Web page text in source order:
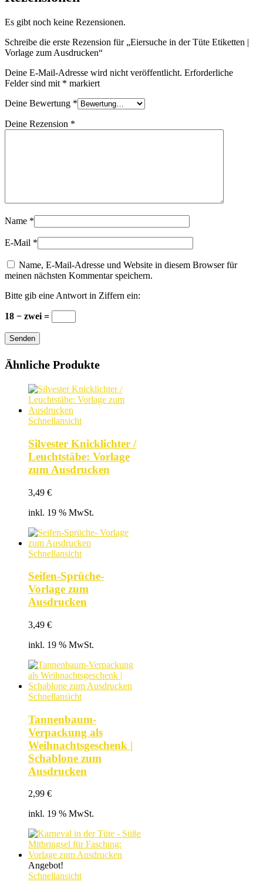
Es gibt noch keine Rezensionen.
Schreibe die erste Rezension für „Eiersuche in der Tüte Etiketten |
Vorlage zum Ausdrucken“
Deine E-Mail-Adresse wird nicht veröffentlicht. Erforderliche
Felder sind mit * markiert
Deine Bewertung *
Deine Rezension *
Name *
E-Mail *
Name, E-Mail-Adresse und Website in diesem Browser für
meinen nächsten Kommentar speichern.
Bitte gib eine Antwort in Ziffern ein:
18 − zwei =
Senden
Ähnliche Produkte
Schnellansicht
Silvester Knicklichter /
Leuchtstäbe: Vorlage
zum Ausdrucken
3,49 €
inkl. 19 % MwSt.
Schnellansicht
Seifen-Sprüche-
Vorlage zum
Ausdrucken
3,49 €
inkl. 19 % MwSt.
Schnellansicht
Tannenbaum-
Verpackung als
Weihnachtsgeschenk |
Schablone zum
Ausdrucken
2,99 €
inkl. 19 % MwSt.
Angebot!
Schnellansicht